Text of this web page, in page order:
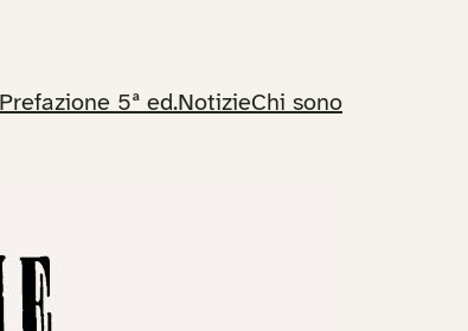
Prefazione 5ª ed.NotizieChi sono